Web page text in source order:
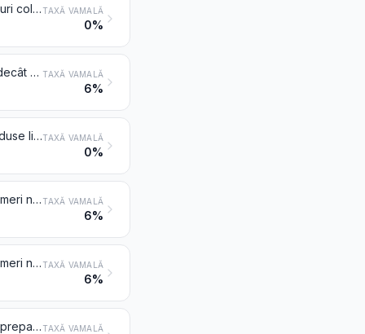
Lacuri colorante; preparate menţionate la nota 3 de capitol, pe bază de lacuri colorante TAXĂ VAMALĂ
0%
Alte substanțe colorante; preparate menționate la nota 3 de capitol, altele decât cele de la pozițiile 3203, 3204 sau 3205; produse anorganice de tipul celor utilizate ca luminofori, chiar cu compoziție chimică definită TAXĂ VAMALĂ
6%
Pigmenți, opacifianți și culori preparate, compoziții vitrifiabile, engobe, produse lichide pentru obținerea luciului și preparate similare, de tipul celor utilizate în industria ceramică, a sticlei și a emailurilor; frite de sticlă și altă sticlă sub formă de pulbere, de granule, de lamele sau de fulgiTAXĂ VAMALĂ
0%
Lacuri și vopsele (inclusiv emailuri) pe bază de polimeri sintetici sau de polimeri naturali modificați, dispersați sau dizolvați într-un mediu neapos; soluții definite la nota 4 a capitolului TAXĂ VAMALĂ
6%
Lacuri și vopsele (inclusiv emailuri) pe bază de polimeri sintetici sau de polimeri naturali modificați, dispersați sau dizolvați într-un mediu apos TAXĂ VAMALĂ
6%
Alte lacuri și vopsele (inclusiv emailuri şi vopsele de apă); pigmenți de apă preparați de tipul celor utilizați pentru finisarea pieilor TAXĂ VAMALĂ